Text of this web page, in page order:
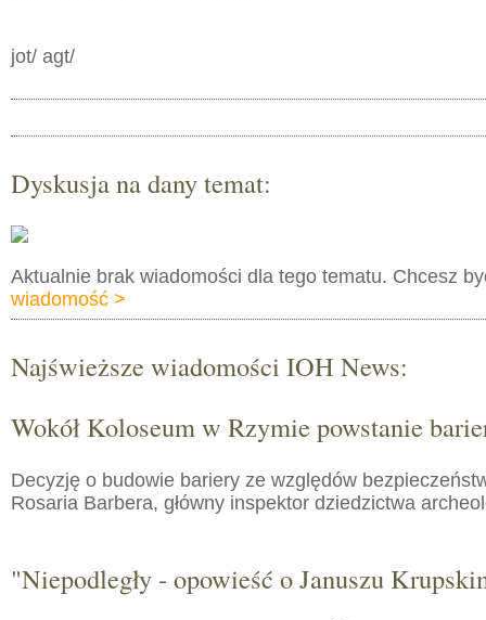
jot/ agt/
Dyskusja na dany temat:
Aktualnie brak wiadomości dla tego tematu. Chcesz
wiadomość >
Najświeższe wiadomości IOH News:
Wokół Koloseum w Rzymie powstanie
Decyzję o budowie bariery ze względów
Rosaria Barbera, główny inspektor dziedzictwa
"Niepodległy - opowieść o Januszu